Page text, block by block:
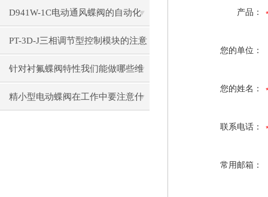
D941W-1C电动通风蝶阀的自动化
控制技术
PT-3D-J三相调节型控制模块的注意
事项
针对衬氟蝶阀特性我们能做哪些维
护
精小型电动蝶阀在工作中要注意什
产品：
您的单位：
您的姓名：
联系电话：
常用邮箱：